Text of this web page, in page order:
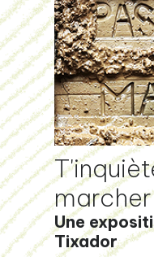
marcher
Une
Tixador